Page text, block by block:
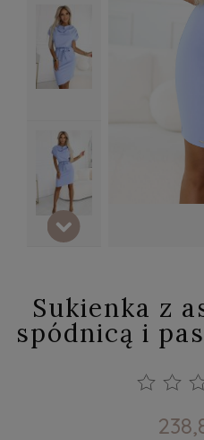
Sukienka z
spódnicą i